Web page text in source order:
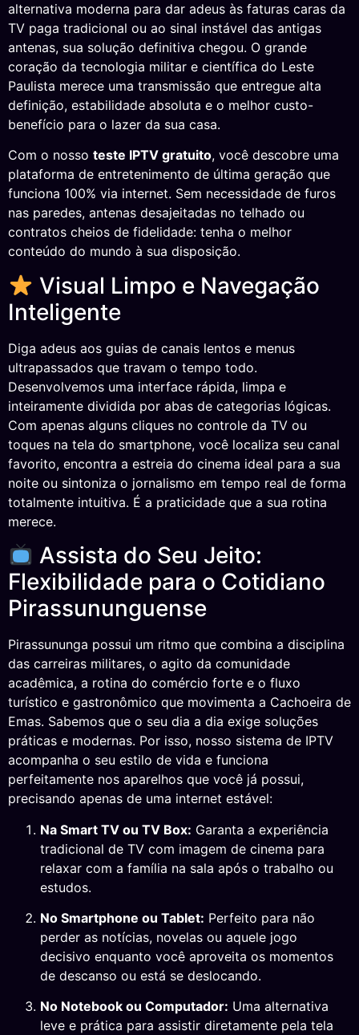
alternativa moderna para dar adeus às faturas caras da
TV paga tradicional ou ao sinal instável das antigas
antenas, sua solução definitiva chegou. O grande
coração da tecnologia militar e científica do Leste
Paulista merece uma transmissão que entregue alta
definição, estabilidade absoluta e o melhor custo-
benefício para o lazer da sua casa.
Com o nosso teste IPTV gratuito, você descobre uma
plataforma de entretenimento de última geração que
funciona 100% via internet. Sem necessidade de furos
nas paredes, antenas desajeitadas no telhado ou
contratos cheios de fidelidade: tenha o melhor
conteúdo do mundo à sua disposição.
Visual Limpo e Navegação
Inteligente
Diga adeus aos guias de canais lentos e menus
ultrapassados que travam o tempo todo.
Desenvolvemos uma interface rápida, limpa e
inteiramente dividida por abas de categorias lógicas.
Com apenas alguns cliques no controle da TV ou
toques na tela do smartphone, você localiza seu canal
favorito, encontra a estreia do cinema ideal para a sua
noite ou sintoniza o jornalismo em tempo real de forma
totalmente intuitiva. É a praticidade que a sua rotina
merece.
Assista do Seu Jeito:
Flexibilidade para o Cotidiano
Pirassununguense
Pirassununga possui um ritmo que combina a disciplina
das carreiras militares, o agito da comunidade
acadêmica, a rotina do comércio forte e o fluxo
turístico e gastronômico que movimenta a Cachoeira de
Emas. Sabemos que o seu dia a dia exige soluções
práticas e modernas. Por isso, nosso sistema de IPTV
acompanha o seu estilo de vida e funciona
perfeitamente nos aparelhos que você já possui,
precisando apenas de uma internet estável:
Na Smart TV ou TV Box: Garanta a experiência
tradicional de TV com imagem de cinema para
relaxar com a família na sala após o trabalho ou
estudos.
No Smartphone ou Tablet: Perfeito para não
perder as notícias, novelas ou aquele jogo
decisivo enquanto você aproveita os momentos
de descanso ou está se deslocando.
No Notebook ou Computador: Uma alternativa
leve e prática para assistir diretamente pela tela